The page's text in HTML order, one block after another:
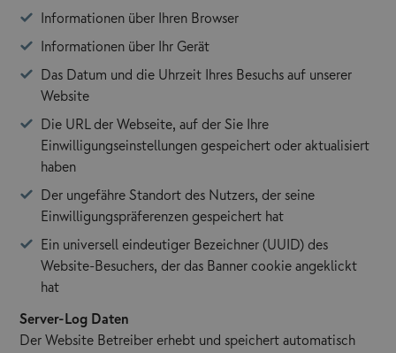
Informationen über Ihren Browser
Informationen über Ihr Gerät
Das Datum und die Uhrzeit Ihres Besuchs auf unserer
Website
Die URL der Webseite, auf der Sie Ihre
Einwilligungseinstellungen gespeichert oder aktualisiert
haben
Der ungefähre Standort des Nutzers, der seine
Einwilligungspräferenzen gespeichert hat
Ein universell eindeutiger Bezeichner (UUID) des
Website-Besuchers, der das Banner cookie angeklickt
hat
Server-Log Daten
Der Website Betreiber erhebt und speichert automatisch